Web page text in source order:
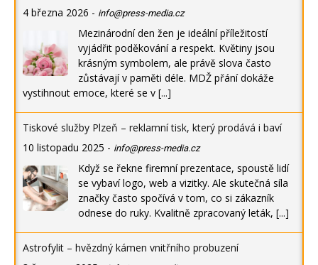
4 března 2026 - info@press-media.cz
Mezinárodní den žen je ideální příležitostí
vyjádřit poděkování a respekt. Květiny jsou
krásným symbolem, ale právě slova často
zůstávají v paměti déle. MDŽ přání dokáže
vystihnout emoce, které se v [...]
Tiskové služby Plzeň – reklamní tisk, který prodává i baví
10 listopadu 2025 - info@press-media.cz
Když se řekne firemní prezentace, spoustě lidí
se vybaví logo, web a vizitky. Ale skutečná síla
značky často spočívá v tom, co si zákazník
odnese do ruky. Kvalitně zpracovaný leták, [...]
Astrofylit – hvězdný kámen vnitřního probuzení